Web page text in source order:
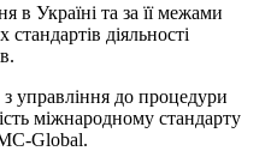
в Україні та за її межами
діяльності
з управління до процедури
міжнародному стандарту
Global.